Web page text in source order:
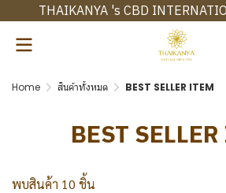
THAIKANYA 's CBD
Home สินค้าทั้งหมด BEST SELLER ITEM
BEST
พบสินค้า 10 ชิ้น